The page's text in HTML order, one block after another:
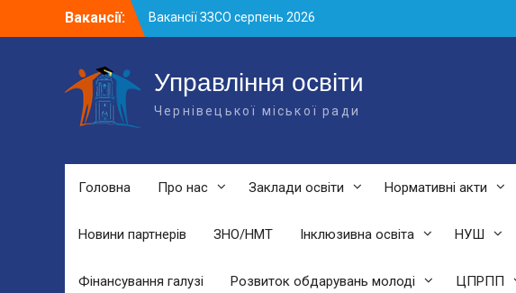
Вакансії:
Вакансії ЗЗСО серпень 2026
Вакансії ЗЗСО червень 2026
підрозділах ЗЗСО станом на 01.08.2026
р.Управління освіти
Чернівецької міської ради
Головна Про нас Заклади освіти Нормативні акти
Новини партнерів ЗНО/НМТ Інклюзивна освіта НУШ
Фінансування галузі Розвиток обдарувань молоді ЦПРПП